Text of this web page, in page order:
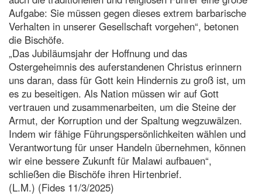
Aufgabe: Sie müssen gegen dieses extrem barbarische
Verhalten in unserer Gesellschaft vorgehen“, betonen
die Bischöfe.
„Das Jubiläumsjahr der Hoffnung und das
Ostergeheimnis des auferstandenen Christus erinnern
uns daran, dass für Gott kein Hindernis zu groß ist, um
es zu beseitigen. Als Nation müssen wir auf Gott
vertrauen und zusammenarbeiten, um die Steine der
Armut, der Korruption und der Spaltung wegzuwälzen.
Indem wir fähige Führungspersönlichkeiten wählen und
Verantwortung für unser Handeln übernehmen, können
wir eine bessere Zukunft für Malawi aufbauen“,
schließen die Bischöfe ihren Hirtenbrief.
(L.M.) (Fides 11/3/2025)